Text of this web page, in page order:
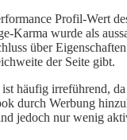
Profil-Wert
Karma wurde als
über
der Seite gibt.
häufig irreführend,
durch Werbung
jedoch nur wenig